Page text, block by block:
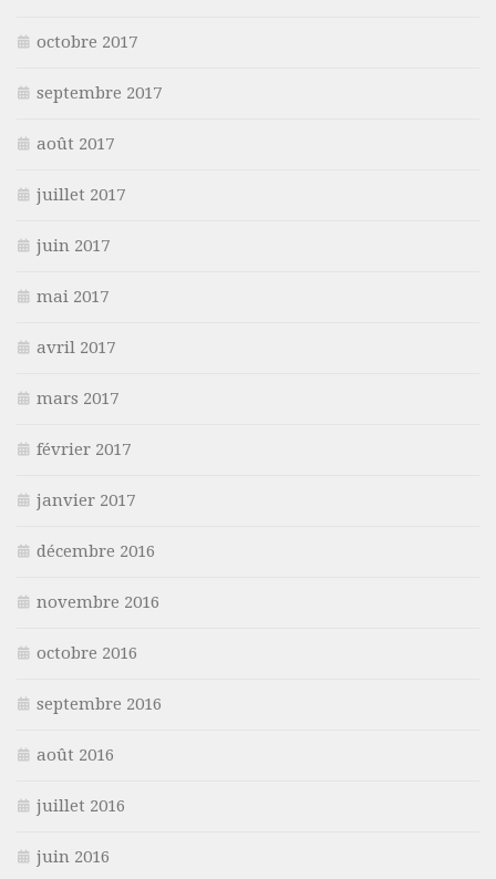
octobre 2017
septembre 2017
août 2017
juillet 2017
juin 2017
mai 2017
avril 2017
mars 2017
février 2017
janvier 2017
décembre 2016
novembre 2016
octobre 2016
septembre 2016
août 2016
juillet 2016
juin 2016